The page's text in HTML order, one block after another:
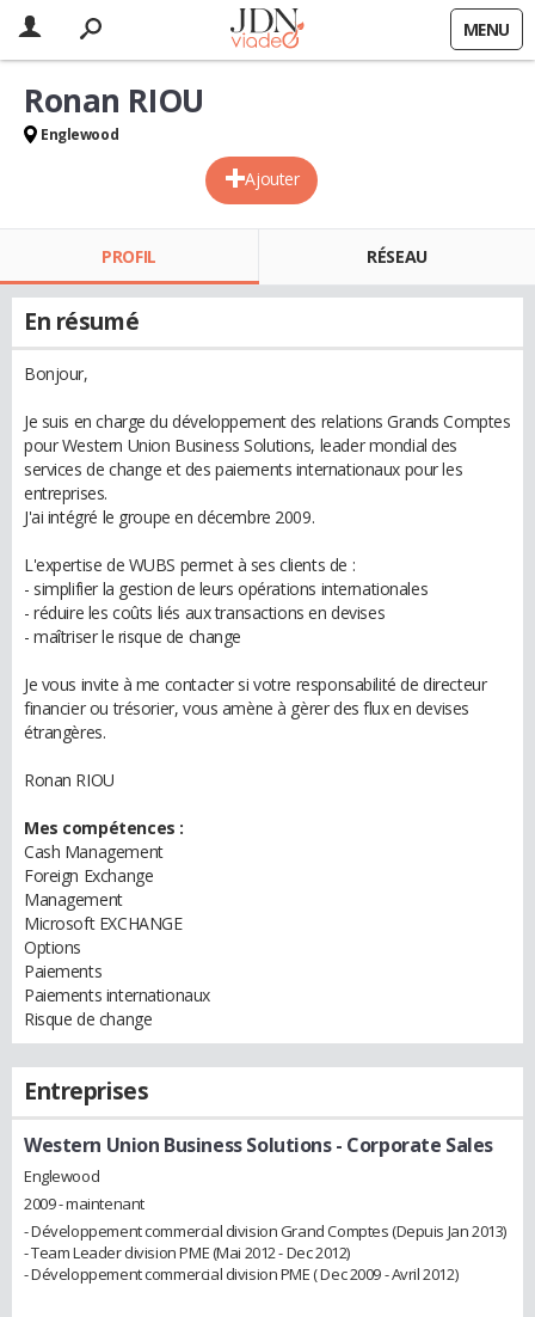
MENU
Ajouter
Ronan RIOU
Englewood
PROFIL RÉSEAU
En résumé
Bonjour,
Je suis en charge du développement des relations Grands Comptes
pour Western Union Business Solutions, leader mondial des
services de change et des paiements internationaux pour les
entreprises.
J'ai intégré le groupe en décembre 2009.
L'expertise de WUBS permet à ses clients de :
- simplifier la gestion de leurs opérations internationales
- réduire les coûts liés aux transactions en devises
- maîtriser le risque de change
Je vous invite à me contacter si votre responsabilité de directeur
financier ou trésorier, vous amène à gèrer des flux en devises
étrangères.
Ronan RIOU
Mes compétences :
Cash Management
Foreign Exchange
Management
Microsoft EXCHANGE
Options
Paiements
Paiements internationaux
Risque de change
Entreprises
Western Union Business Solutions- Corporate Sales
Englewood
2009 - maintenant
- Développement commercial division Grand Comptes (Depuis Jan 2013)
- Team Leader division PME (Mai 2012 - Dec 2012)
- Développement commercial division PME ( Dec 2009 - Avril 2012)